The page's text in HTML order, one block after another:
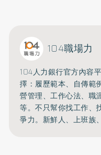
104職場力
104人力銀行官方內容
擇：履歷範本、自傳範
營管理、工作心法、 職
等。不只幫你找工作、
爭力。新鮮人、上班族